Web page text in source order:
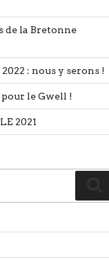
de la Bretonne
: nous y serons !
le Gwell !
2021